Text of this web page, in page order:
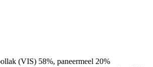
(VIS) 58%, paneermeel 20%